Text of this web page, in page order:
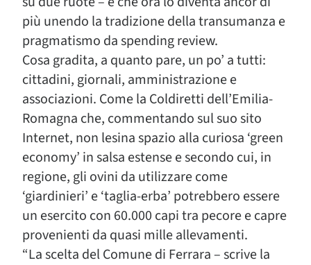
più unendo la tradizione della transumanza e
pragmatismo da spending review.
Cosa gradita, a quanto pare, un po’ a tutti:
cittadini, giornali, amministrazione e
associazioni. Come la Coldiretti dell’Emilia-
Romagna che, commentando sul suo sito
Internet, non lesina spazio alla curiosa ‘green
economy’ in salsa estense e secondo cui, in
regione, gli ovini da utilizzare come
‘giardinieri’ e ‘taglia-erba’ potrebbero essere
un esercito con 60.000 capi tra pecore e capre
provenienti da quasi mille allevamenti.
“La scelta del Comune di Ferrara – scrive la